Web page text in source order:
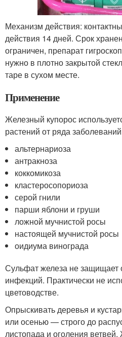
Механизм действия:
действия 14 дней. Срок
ограничен, препарат
нужно в плотно закрытой
таре в сухом месте.
Применение
Железный купорос
растений от ряда
альтернариоза
антракноза
коккомикоза
кластеросопориоза
серой гнили
парши яблони и груши
ложной мучнистой росы
настоящей мучнистой росы
оидиума винограда
Сульфат железа не защищает
инфекций. Практически не
цветоводстве.
Опрыскивать деревья и
или осенью — строго до
листопада и оголения